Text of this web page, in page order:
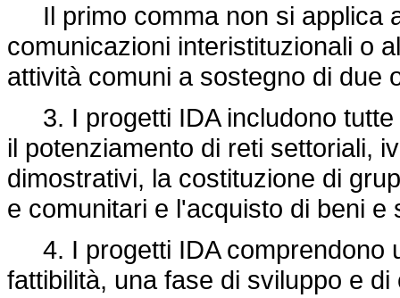
Il primo comma non si applica
comunicazioni interistituzionali o
attività comuni a sostegno di due
3. I progetti IDA includono tutte
il potenziamento di reti settoriali,
dimostrativi, la costituzione di
e comunitari e l'acquisto di beni
4. I progetti IDA comprendono
fattibilità, una fase di sviluppo e